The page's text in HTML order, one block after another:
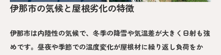
伊那市の気候と屋根劣化の特徴
伊那市は内陸性の気候で、冬季の降雪や気温差が大きく日射も強
めです。昼夜や季節での温度変化が屋根材に繰り返し負荷をか